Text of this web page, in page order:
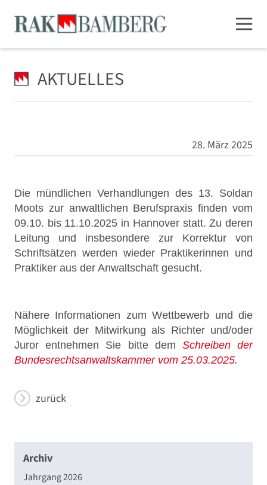
AKTUELLES
28. März 2025
Die mündlichen Verhandlungen des 13. Soldan
Moots zur anwaltlichen Berufspraxis finden vom
09.10. bis 11.10.2025 in Hannover statt. Zu deren
Leitung und insbesondere zur Korrektur von
Schriftsätzen werden wieder Praktikerinnen und
Praktiker aus der Anwaltschaft gesucht.
Nähere Informationen zum Wettbewerb und die
Möglichkeit der Mitwirkung als Richter und/oder
Juror entnehmen Sie bitte dem Schreiben der
Bundesrechtsanwaltskammer vom 25.03.2025.
zurück
Archiv
Jahrgang 2026